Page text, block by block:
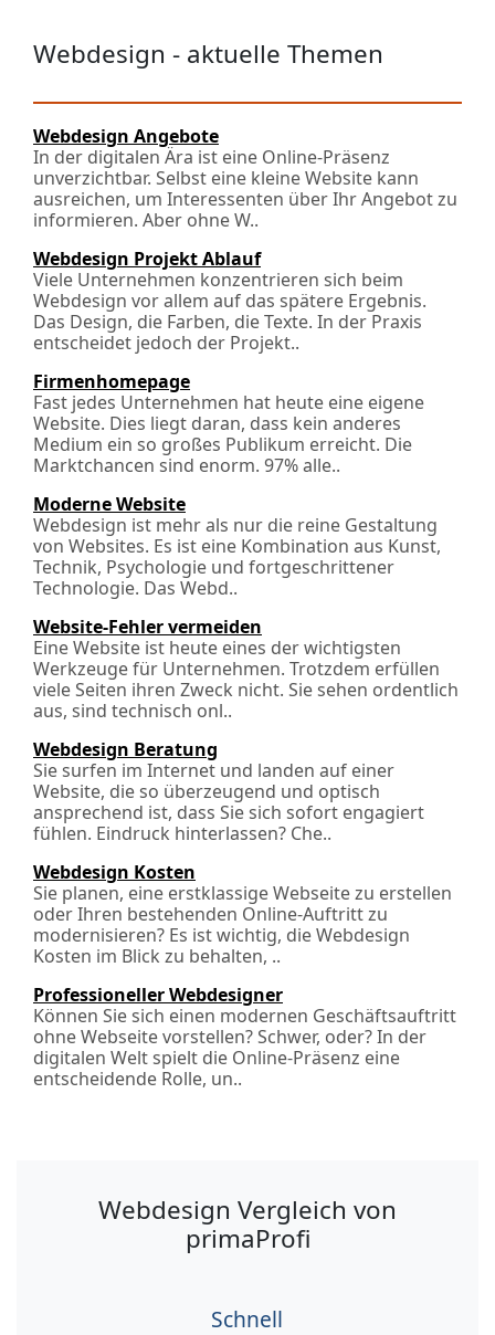
Webdesign - aktuelle Themen
Webdesign Angebote
In der digitalen Ära ist eine Online-Präsenz
unverzichtbar. Selbst eine kleine Website kann
ausreichen, um Interessenten über Ihr Angebot zu
informieren. Aber ohne W..
Webdesign Projekt Ablauf
Viele Unternehmen konzentrieren sich beim
Webdesign vor allem auf das spätere Ergebnis.
Das Design, die Farben, die Texte. In der Praxis
entscheidet jedoch der Projekt..
Firmenhomepage
Fast jedes Unternehmen hat heute eine eigene
Website. Dies liegt daran, dass kein anderes
Medium ein so großes Publikum erreicht. Die
Marktchancen sind enorm. 97% alle..
Moderne Website
Webdesign ist mehr als nur die reine Gestaltung
von Websites. Es ist eine Kombination aus Kunst,
Technik, Psychologie und fortgeschrittener
Technologie. Das Webd..
Website-Fehler vermeiden
Eine Website ist heute eines der wichtigsten
Werkzeuge für Unternehmen. Trotzdem erfüllen
viele Seiten ihren Zweck nicht. Sie sehen ordentlich
aus, sind technisch onl..
Webdesign Beratung
Sie surfen im Internet und landen auf einer
Website, die so überzeugend und optisch
ansprechend ist, dass Sie sich sofort engagiert
fühlen. Eindruck hinterlassen? Che..
Webdesign Kosten
Sie planen, eine erstklassige Webseite zu erstellen
oder Ihren bestehenden Online-Auftritt zu
modernisieren? Es ist wichtig, die Webdesign
Kosten im Blick zu behalten, ..
Professioneller Webdesigner
Können Sie sich einen modernen Geschäftsauftritt
ohne Webseite vorstellen? Schwer, oder? In der
digitalen Welt spielt die Online-Präsenz eine
entscheidende Rolle, un..
Webdesign Vergleich von
primaProfi
Schnell